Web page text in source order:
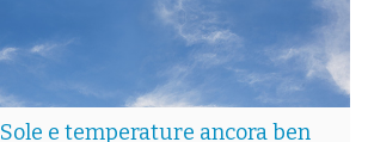
Sole e temperature ancora ben